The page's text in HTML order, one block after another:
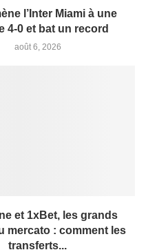
l’Inter Miami à une
4-0 et bat un record
août 6, 2026
et 1xBet, les grands
mercato : comment les
transferts...